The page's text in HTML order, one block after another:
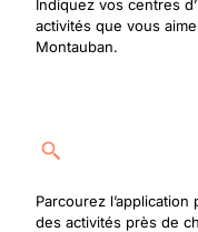
Indiquez vos centres
activités que vous
Montauban.
Parcourez
des activités près de